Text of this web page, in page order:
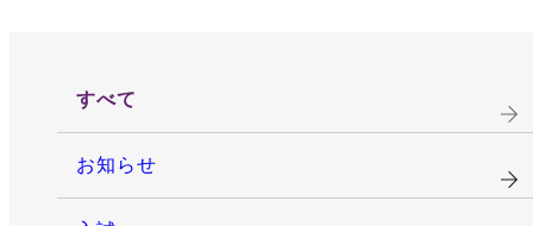
すべて
お知らせ